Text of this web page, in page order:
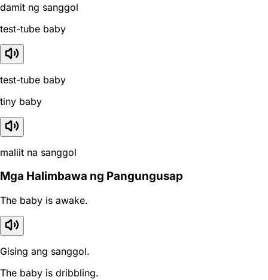
damit ng sanggol
test-tube baby
test-tube baby
tiny baby
maliit na sanggol
Mga Halimbawa ng Pangungusap
The baby is awake.
Gising ang sanggol.
The baby is dribbling.